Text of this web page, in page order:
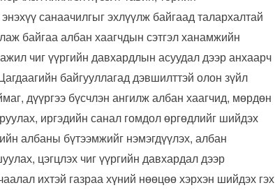
санаачилгыг эхлүүлж байгаад талархалтай
байгаа албан хаагчдын сэтгэл ханамжийн
чиг үүргийн давхардлын асуудал дээр анхаарч
байгууллагад дэвшилттэй олон зүйл
дүүргээ бүсчлэн ангилж албан хаагчид, мөрдөн
иргэдийн санал гомдол өргөдлийг шийдэх
албаны бүтээмжийг нэмэгдүүлэх, албан
цэгцлэх чиг үүргийн давхардал дээр
ихтэй газраа хүний нөөцөө хэрхэн шийдэх гэх